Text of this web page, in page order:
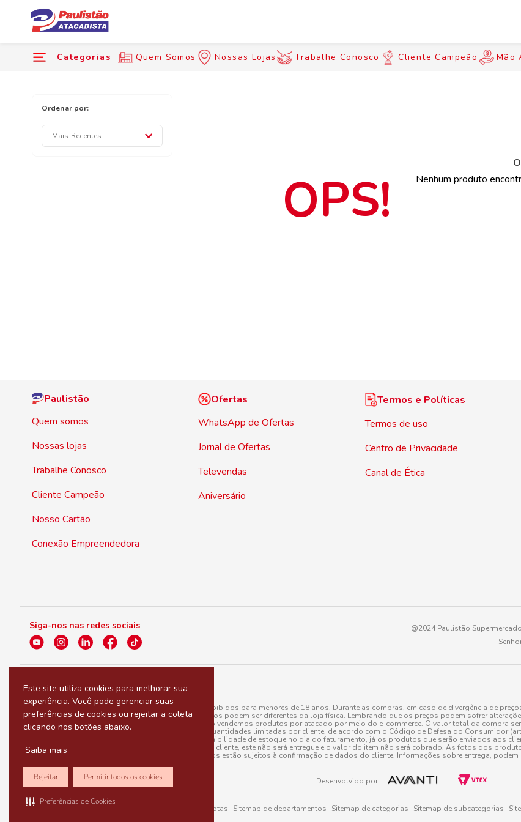
Este site utiliza cookies para melhorar sua
experiência. Você pode gerenciar suas
preferências de cookies ou rejeitar a coleta
clicando nos botões abaixo.
Saiba mais
Rejeitar Permitir todos os cookies
Preferências de Cookies
Categorias Quem Somos Nossas Lojas Trabalhe Conosco Cliente Campeão Mão
Mais Recentes
Nenhum produto
Paulistão
Quem somos
Nossas lojas
Trabalhe Conosco
Cliente Campeão
Nosso Cartão
Conexão Empreendedora
Ofertas
WhatsApp de Ofertas
Jornal de Ofertas
Televendas
Aniversário
Termos e Políticas
Termos de uso
Centro de Privacidade
Canal de Ética
Siga-nos nas redes sociais
@2024 Paulistão
A venda e o consumo de bebidas alcoólicas são proibidos para menores de 18 anos. Durante as compras, em caso de divergência de
válidas para a loja eletrônica, sendo que seus preços podem ser diferentes da loja física. Lembrando que os preços podem sofrer
para menos, por conta de produtos variáveis; e não vendemos produtos por atacado por meio do e-commerce. O valor total da compra
do pedido. Produtos em promoção possuem quantidades limitadas por cliente, de acordo com o Código de Defesa do Consumidor
20/03/97). A venda está diretamente ligada à disponibilidade de estoque no dia do faturamento, já os produtos que serão enviados aos
Caso algum produto venha a faltar no pedido do cliente, este não será entregue e o valor do item não será cobrado. As fotos dos
todos os pedidos estão sujeitos à confirmação de dados do cliente. Informações sobre entrega, podem
Desenvolvido por
Sitemap de rotas -Sitemap de departamentos -Sitemap de categorias -Sitemap de subcategorias -